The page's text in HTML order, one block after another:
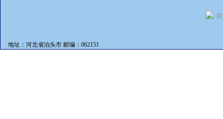
冀
地址：河北省泊头市 邮编：062151